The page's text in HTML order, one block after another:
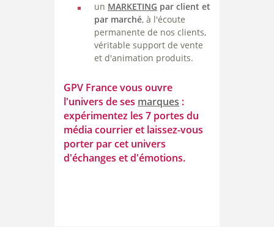
un MARKETING par client et
par marché, à l'écoute
permanente de nos clients,
véritable support de vente
et d'animation produits.
GPV France vous ouvre
l'univers de ses marques :
expérimentez les 7 portes du
média courrier et laissez-vous
porter par cet univers
d'échanges et d'émotions.